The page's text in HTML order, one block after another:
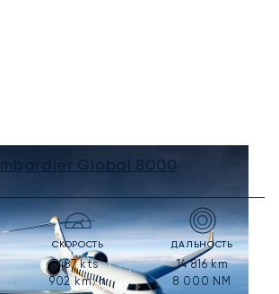
Global 8000
СКОРОСТЬ
487kts
902 km/h
ДАЛЬНОСТЬ
14 816km
8 000 NM